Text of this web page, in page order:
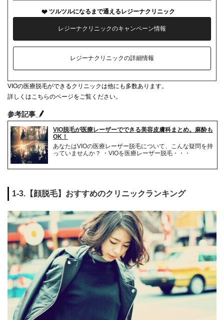
ツルツルになるまで通えるレジーナクリニック
レジーナクリニックのキャンペーン情報
レジーナクリニックの詳細情報
VIOの医療脱毛ができるクリニックは他にも多数あります。
詳しくはこちらのページをご覧ください。
参考記事
VIO脱毛が医療レーザーでできる美容皮膚科まとめ。麻酔も
OK！
あなたはVIOの医療レーザー脱毛について、こんな疑問を持
っていませんか？ ・VIOを医療レーザー脱毛・・・
1-3.【顔脱毛】おすすめのクリニックランキング